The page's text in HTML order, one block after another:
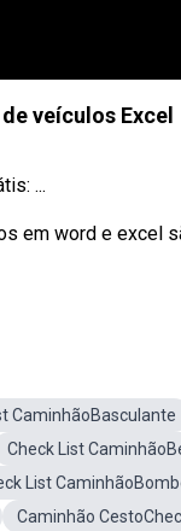
veículos Excel
...
em word e excel
CaminhãoBasculante
Check List
List
Caminhão